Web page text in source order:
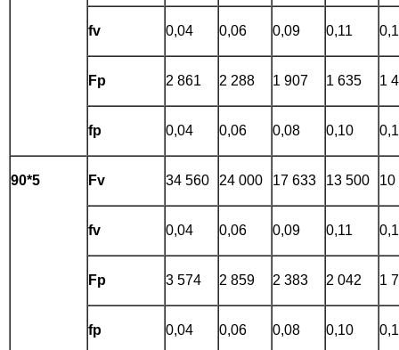
fv 0,04 0,06 0,09 0,11
Fp 2 861 2 288 1 907 1 635 1
fp 0,04 0,06 0,08 0,10
90*5 Fv 34 560 24 000 17 633 13 500 10
fv 0,04 0,06 0,09 0,11
Fp 3 574 2 859 2 383 2 042 1
fp 0,04 0,06 0,08 0,10